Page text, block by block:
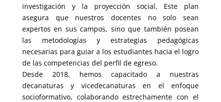
investigación y la proyección social. Este plan
asegura que nuestros docentes no solo sean
expertos en sus campos, sino que también posean
las metodologías y estrategias pedagógicas
necesarias para guiar a los estudiantes hacia el logro
de las competencias del perfil de egreso.
Desde 2018, hemos capacitado a nuestras
decanaturas y vicedecanaturas en el enfoque
socioformativo, colaborando estrechamente con el